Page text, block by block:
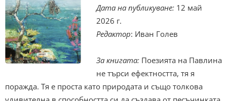
Дата на публикуване: 12 май
2026 г.
Редактор: Иван Голев
За книгата: Поезията на Павлина
не търси ефектността, тя я
поражда. Тя е проста като природата и също толкова